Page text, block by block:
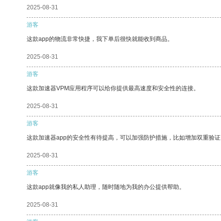
2025-08-31
游客
这款app的物流非常快捷，我下单后很快就能收到商品。
2025-08-31
游客
这款加速器VPM应用程序可以给你提供最高速度和安全性的连接。
2025-08-31
游客
这款加速器app的安全性有待提高，可以加强防护措施，比如增加双重验
2025-08-31
游客
这款app就像我的私人助理，随时随地为我的办公提供帮助。
2025-08-31